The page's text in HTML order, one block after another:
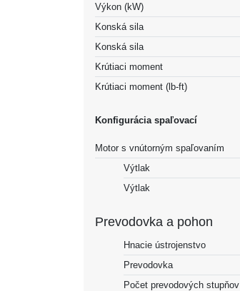
Výkon (kW)
Konská sila
Konská sila
Krútiaci moment
Krútiaci moment (lb-ft)
Konfigurácia spaľovací
Motor s vnútorným spaľovaním
Výtlak
Výtlak
Prevodovka a pohon
Hnacie ústrojenstvo
Prevodovka
Počet prevodových stupňov